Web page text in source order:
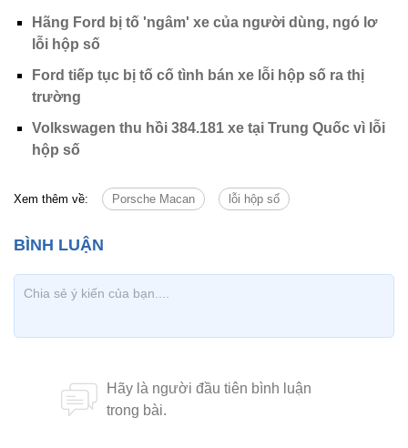
Hãng Ford bị tố 'ngâm' xe của người dùng, ngó lơ
lỗi hộp số
Ford tiếp tục bị tố cố tình bán xe lỗi hộp số ra thị
trường
Volkswagen thu hồi 384.181 xe tại Trung Quốc vì lỗi
hộp số
Xem thêm về: Porsche Macan lỗi hộp số